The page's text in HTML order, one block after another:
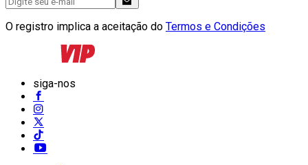
O registro implica a aceitação do Termos e Condições
siga-nos